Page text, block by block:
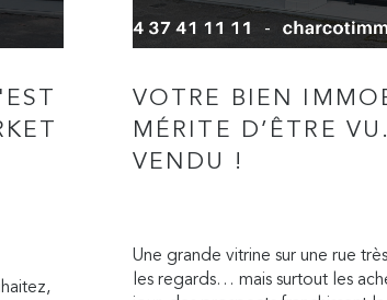
VOTRE BIEN
MÉRITE D’ÊTRE
VENDU !
Une grande vitrine sur une rue
les regards… mais surtout les